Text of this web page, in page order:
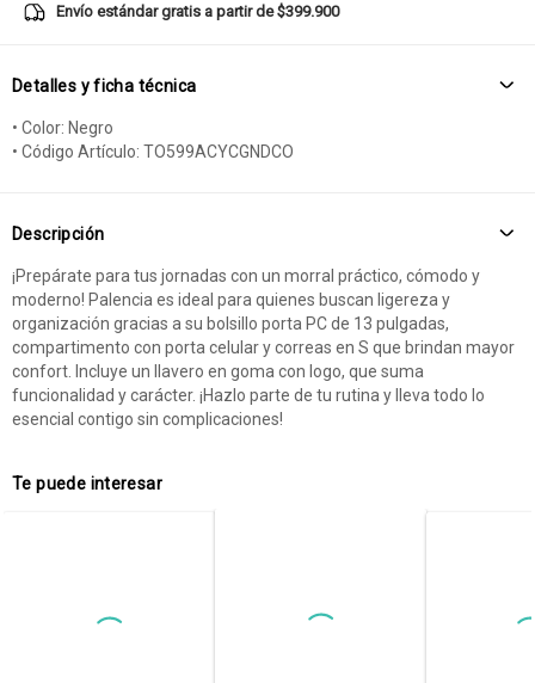
Envío estándar gratis a partir de $399.900
Detalles y ficha técnica
• Color: Negro
• Código Artículo: TO599ACYCGNDCO
Descripción
¡Prepárate para tus jornadas con un morral práctico, cómodo y
moderno! Palencia es ideal para quienes buscan ligereza y
organización gracias a su bolsillo porta PC de 13 pulgadas,
compartimento con porta celular y correas en S que brindan mayor
confort. Incluye un llavero en goma con logo, que suma
funcionalidad y carácter. ¡Hazlo parte de tu rutina y lleva todo lo
esencial contigo sin complicaciones!
Te puede interesar